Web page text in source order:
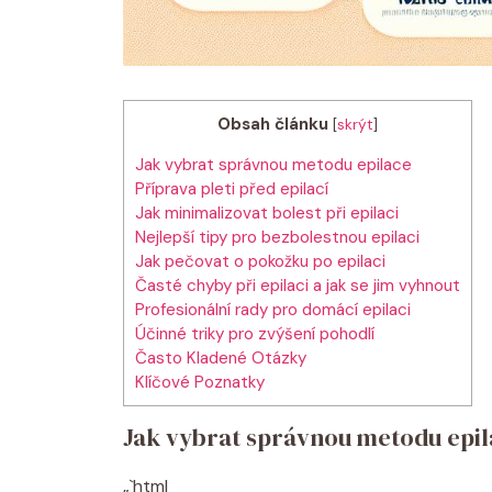
Obsah článku [skrýt]
Jak vybrat správnou metodu epilace
Příprava pleti před epilací
Jak minimalizovat bolest při epilaci
Nejlepší tipy pro bezbolestnou epilaci
Jak pečovat o pokožku po epilaci
Časté chyby při epilaci a jak se jim vyhnout
Profesionální rady pro domácí epilaci
Účinné triky pro zvýšení pohodlí
Často Kladené Otázky
Klíčové Poznatky
Jak vybrat správnou metodu
„`html